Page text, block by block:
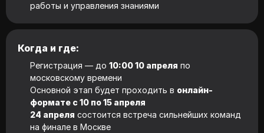
работы и управления знаниями
Когда и где:
Регистрация — до 10:00 10 апреля по
московскому времени
Основной этап будет проходить в онлайн-
формате с 10 по 15 апреля
24 апреля состоится встреча сильнейших команд
на финале в Москве